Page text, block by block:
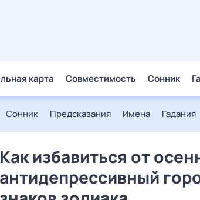
карта Совместимость Сонник
Сонник Предсказания Имена Гадания
Как избавиться от
антидепрессивный